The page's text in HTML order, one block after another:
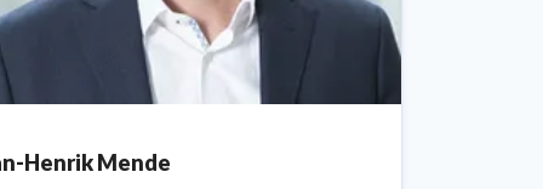
Henrik Mende